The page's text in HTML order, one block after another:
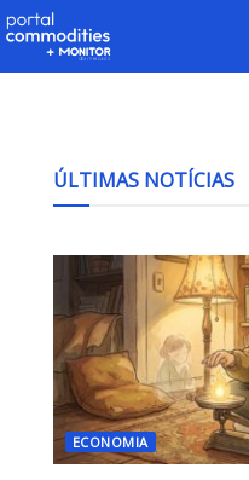
ÚLTIMAS NOTÍCIAS
ECONOMIA